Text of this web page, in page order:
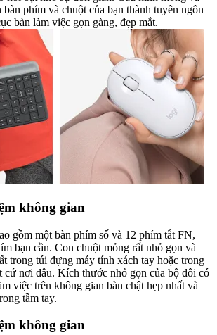
phím và chuột của bạn thành tuyên ngôn
bàn làm việc gọn gàng, đẹp mắt.
không gian
gồm một bàn phím số và 12 phím tắt FN,
bạn cần. Con chuột mỏng rất nhỏ gọn và
trong túi đựng máy tính xách tay hoặc trong
cứ nơi đâu. Kích thước nhỏ gọn của bộ đôi có
việc trên không gian bàn chật hẹp nhất và
tầm tay.
không gian